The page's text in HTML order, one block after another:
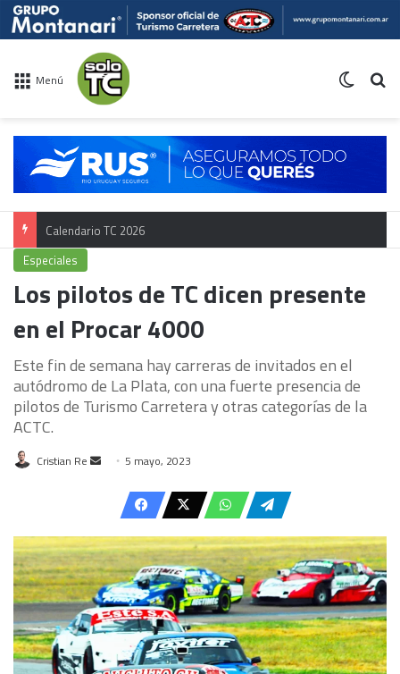
Menú
Calendario TC 2026
Especiales
Los pilotos de TC dicen presente
en el Procar 4000
Este fin de semana hay carreras de invitados en el
autódromo de La Plata, con una fuerte presencia de
pilotos de Turismo Carretera y otras categorías de la
ACTC.
Cristian Re
Send
email
5 mayo, 2023